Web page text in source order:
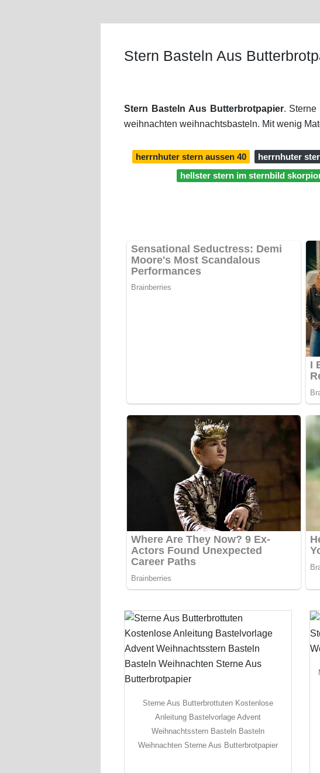
Stern Basteln Aus
Stern Basteln Aus Butterbrotpapier. Sterne
weihnachten weihnachtsbasteln. Mit wenig
herrnhuter stern aussen 40 herrnhuter
hellster stern im sternbild
Sterne Aus Butterbrottuten Kostenlose
Anleitung Bastelvorlage Advent
Weihnachtsstern Basteln Basteln
Weihnachten Sterne Aus Butterbrotpapier